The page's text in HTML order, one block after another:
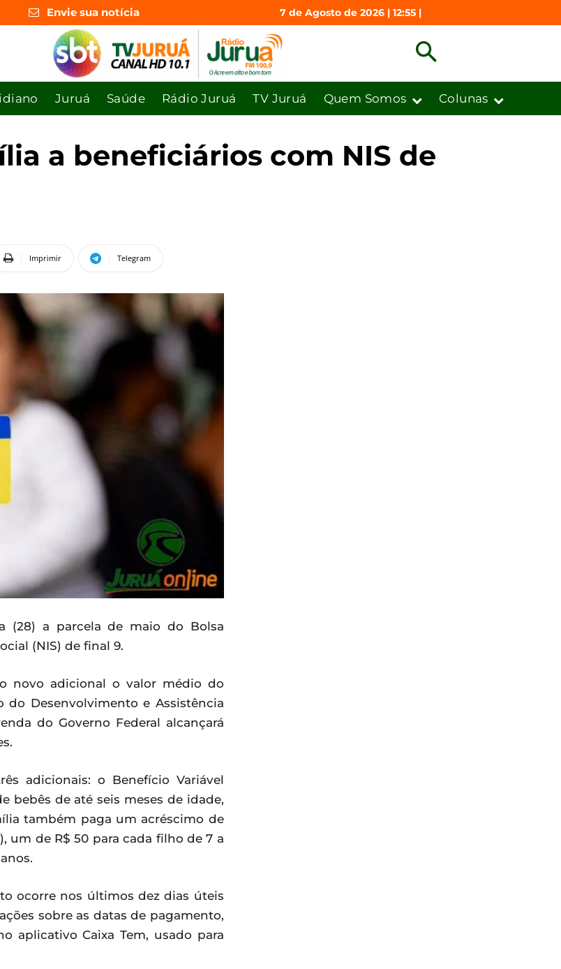
Envie sua notícia 7 de Agosto de 2026 | 12:55 |
Juruá Saúde Rádio Juruá TV Juruá Quem Somos Colunas
a beneficiários com NIS de
Imprimir Telegram
(28) a parcela de maio do Bolsa
(NIS) de final 9.
novo adicional o valor médio do
do Desenvolvimento e Assistência
do Governo Federal alcançará
adicionais: o Benefício Variável
bebês de até seis meses de idade,
também paga um acréscimo de
um de R$ 50 para cada filho de 7 a
ocorre nos últimos dez dias úteis
sobre as datas de pagamento,
aplicativo Caixa Tem, usado para